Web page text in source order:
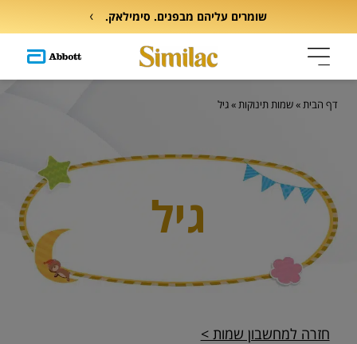
שומרים עליהם מבפנים. סימילאק.
גיל
דף הבית»שמות תינוקות»גיל
חזרה למחשבון שמות >